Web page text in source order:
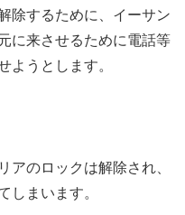
除するために、イーサン
に来させるために電話等
ようとします。
アのロックは解除され、
しまいます。